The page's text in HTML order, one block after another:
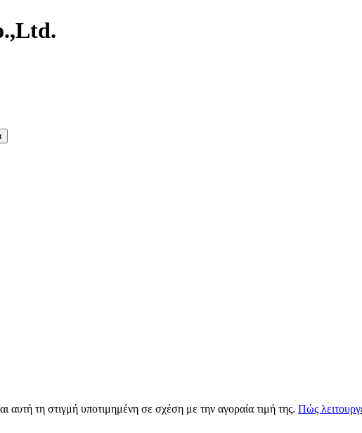
τη στιγμή υποτιμημένη σε σχέση με την αγοραία τιμή της. Πώς